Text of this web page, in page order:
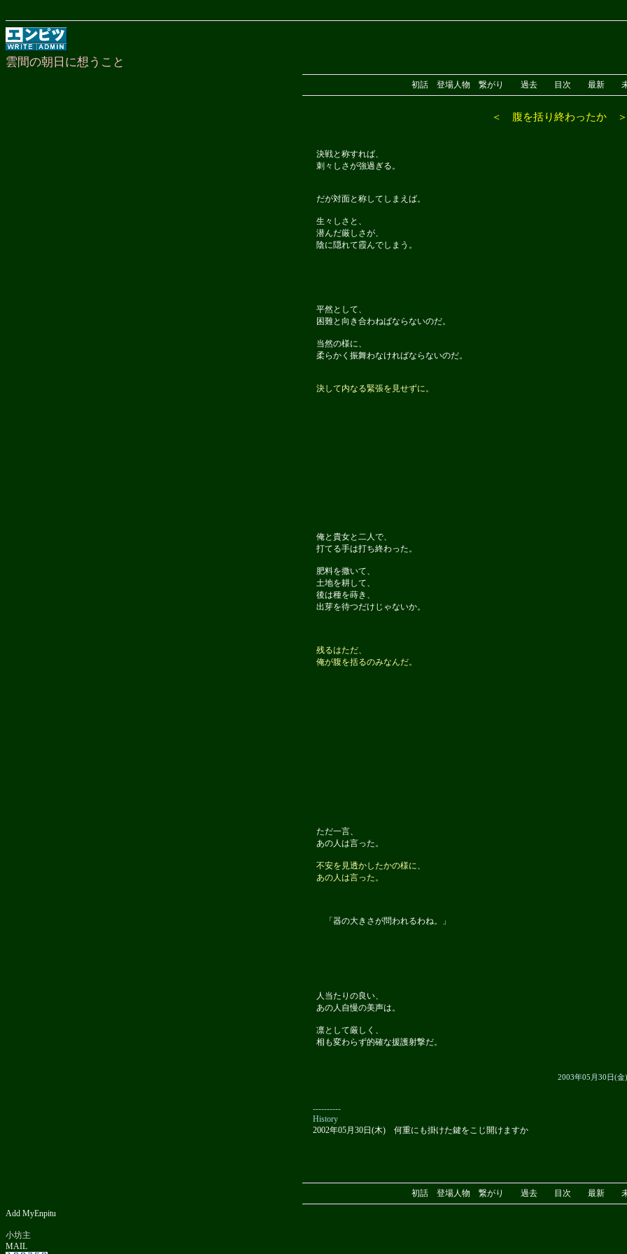
雲間の朝日に想うこと
初話 登場人物 繋がり 過去 目次 最新
＜ 腹を括り終わったか ＞
決戦と称すれば、
刺々しさが強過ぎる。
だが対面と称してしまえば。
生々しさと、
潜んだ厳しさが、
陰に隠れて霞んでしまう。
平然として、
困難と向き合わねばならないのだ。
当然の様に、
柔らかく振舞わなければならないのだ。
決して内なる緊張を見せずに。
俺と貴女と二人で、
打てる手は打ち終わった。
肥料を撒いて、
土地を耕して、
後は種を蒔き、
出芽を待つだけじゃないか。
残るはただ、
俺が腹を括るのみなんだ。
ただ一言、
あの人は言った。
不安を見透かしたかの様に、
あの人は言った。
「器の大きさが問われるわね。」
人当たりの良い、
あの人自慢の美声は。
凛として厳しく、
相も変わらず的確な援護射撃だ。
2003年05月30日(金)
----------
History
2002年05月30日(木) 何重にも掛けた鍵をこじ開けますか
初話 登場人物 繋がり 過去 目次 最新
Add MyEnpitu
小坊主
MAIL